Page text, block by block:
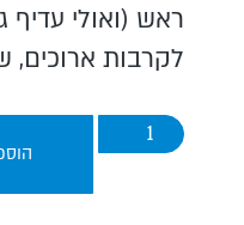
ראש (ואולי
לקרבות ארוכים,